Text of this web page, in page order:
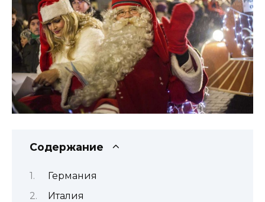
Содержание
Германия
Италия